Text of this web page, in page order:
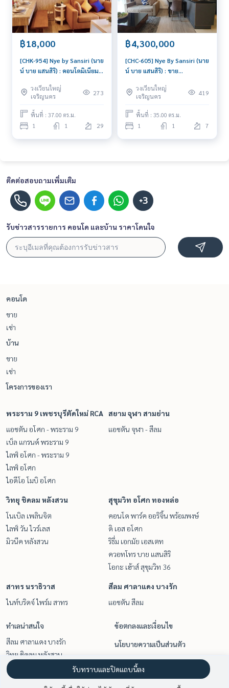
฿18,000
[CHK-954] Nye by Sansiri (นาย
น์ บาย แสนสิริ) : คอนโดมิเนียม
ใหญ่ นัดชมได้เลยวันนี้
วงเวียนใหญ่
เจริญนคร
273
พื้นที่ : 37.00 ตร.ม.
1 1 29
฿4,300,000
[CHC-605] Nye By Sansiri (นาย
น์ บาย แสนสิริ) : ขาย
เวียนใหญ่ ห้องสวย น่าลงทุน
วงเวียนใหญ่
เจริญนคร
419
พื้นที่ : 35.00 ตร.ม.
1 1 7
ติดต่อสอบถามเพิ่มเติม
+3
รับข่าวสารรายการ คอนโด และบ้าน ราคาโดนใจ
คอนโด
ขาย
เช่า
บ้าน
ขาย
เช่า
โครงการของเรา
พระราม 9 เพชรบุรีตัดใหม่ RCA
แอชตัน อโศก - พระราม 9
เบ็ล แกรนด์ พระราม 9
ไลฟ์ อโศก - พระราม 9
ไลฟ์ อโศก
ไอดีโอ โมบิ อโศก
สยาม จุฬา สามย่าน
แอชตัน จุฬา - สีลม
วิทยุ ชิดลม หลังสวน
โนเบิล เพลินจิต
ไลฟ์ วัน ไวร์เลส
มิวนีค หลังสวน
สุขุมวิท อโศก ทองหล่อ
คอนโด พาร์ค ออริจิ้น พร้อมพงษ์
ดิ เอส อโศก
ริธึ่ม เอกมัย เอสเตท
ควอทโทร บาย แสนสิริ
โอกะ เฮ้าส์ สุขุมวิท 36
สาทร นราธิวาส
ไนท์บริดจ์ ไพร์ม สาทร
สีลม ศาลาแดง บางรัก
แอชตัน สีลม
ทำเลน่าสนใจ
สีลม ศาลาแดง บางรัก
วิทยุ ชิดลม หลังสวน
พระราม 9 เพชรบุรีตัดใหม่ RCA
สยาม จุฬา สามย่าน
ข้อตกลงและเงื่อนไข
นโยบายความเป็นส่วนตัว
เกี่ยวกับเรา
วิธีการฝากขาย-เช่า
รับทราบและปิดแถบนี้ลง